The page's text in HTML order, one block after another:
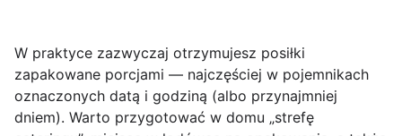
W praktyce zazwyczaj otrzymujesz posiłki
zapakowane porcjami — najczęściej w pojemnikach
oznaczonych datą i godziną (albo przynajmniej
dniem). Warto przygotować w domu „strefę